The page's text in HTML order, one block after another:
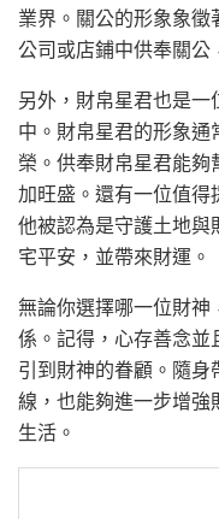
業界。關公的形象象
公司或店鋪中供奉關公
另外，財帛星君也是
中。財帛星君的形象
榮。供奉財帛星君能
加旺盛。還有一位值得
他被認為是守護土地與
宅平安，並帶來財運。
無論你選擇哪一位財神
係。記得，心存善念並
引到財神的眷顧。隨
線，也能夠進一步增強
生活。